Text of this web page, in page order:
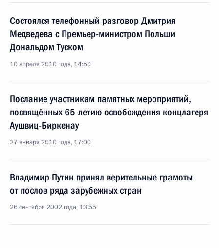
Состоялся телефонный разговор Дмитрия
Медведева с Премьер-министром Польши
Дональдом Туском
10 апреля 2010 года, 14:50
Послание участникам памятных мероприятий,
посвящённых 65-летию освобождения концлагеря
Аушвиц-Биркенау
27 января 2010 года, 17:00
Владимир Путин принял верительные грамоты
от послов ряда зарубежных стран
26 сентября 2002 года, 13:55